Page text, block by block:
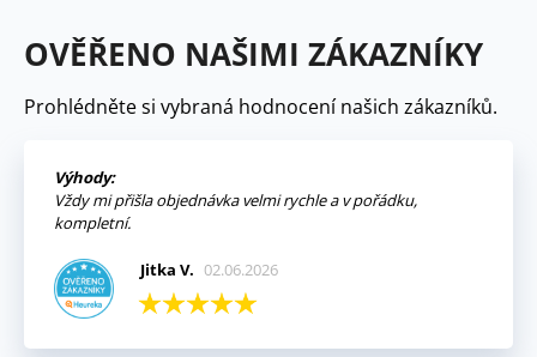
OVĚŘENO NAŠIMI ZÁKAZNÍKY
Prohlédněte si vybraná hodnocení našich zákazníků.
Výhody:
Vždy mi přišla objednávka velmi rychle a v pořádku,
kompletní.
Jitka V. 02.06.2026